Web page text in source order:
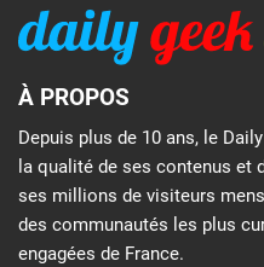
À PROPOS
Depuis plus de 10 ans, le
la qualité de ses contenus et
ses millions de visiteurs
des communautés les plus
engagées de France.